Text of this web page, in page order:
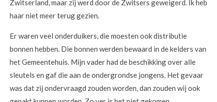
Zwitserland, maar zij werd door de Zwitsers geweigerd. Ik heb
haar niet meer terug gezien.
Er waren veel onderduikers, die moesten ook distributie
bonnen hebben. Die bonnen werden bewaard in de kelders van
het Gemeentehuis. Mijn vader had de beschikking over alle
sleutels en gaf die aan de ondergrondse jongens. Het gevaar
was dat zij ondervraagd zouden worden, dan zouden wij ook